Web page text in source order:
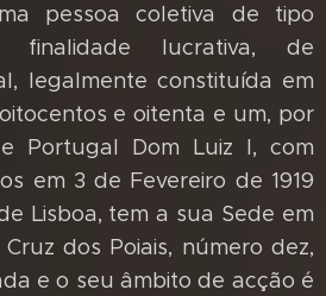
pessoa coletiva de tipo
finalidade lucrativa, de
legalmente constituída em
e oitenta e um, por
Portugal Dom Luiz I, com
em 3 de Fevereiro de 1919
Lisboa, tem a sua Sede em
dos Poiais, número dez,
e o seu âmbito de acção é